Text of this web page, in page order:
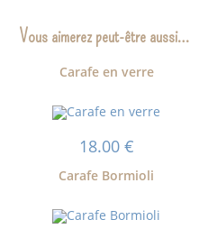
Vous aimerez peut-être aussi…
Carafe en verre
18.00 €
Carafe Bormioli